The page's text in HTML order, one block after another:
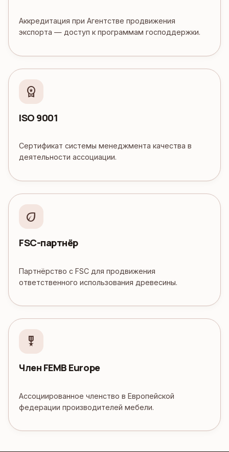
Аккредитация при Агентстве продвижения
экспорта — доступ к программам господдержки.
workspace_premium
ISO 9001
Сертификат системы менеджмента качества в
деятельности ассоциации.
eco
FSC-партнёр
Партнёрство с FSC для продвижения
ответственного использования древесины.
military_tech
Член FEMB Europe
Ассоциированное членство в Европейской
федерации производителей мебели.